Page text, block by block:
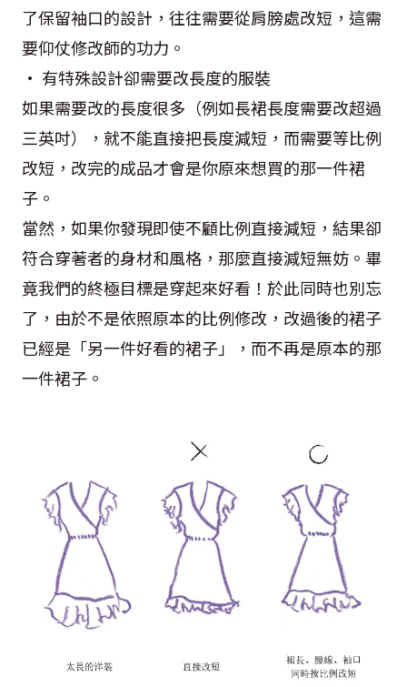
了保留袖口的設計，往往需要從肩膀處改短，這需
要仰仗修改師的功力。
• 有特殊設計卻需要改長度的服裝
如果需要改的長度很多（例如長裙長度需要改超過
三英吋），就不能直接把長度減短，而需要等比例
改短，改完的成品才會是你原來想買的那一件裙
子。
當然，如果你發現即使不顧比例直接減短，結果卻
符合穿著者的身材和風格，那麼直接減短無妨。畢
竟我們的終極目標是穿起來好看！於此同時也別忘
了，由於不是依照原本的比例修改，改過後的裙子
已經是「另一件好看的裙子」，而不再是原本的那
一件裙子。